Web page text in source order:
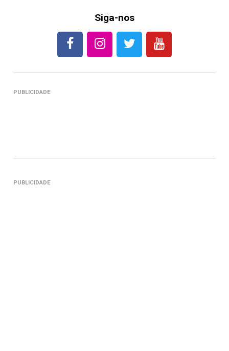
Siga-nos
PUBLICIDADE
PUBLICIDADE